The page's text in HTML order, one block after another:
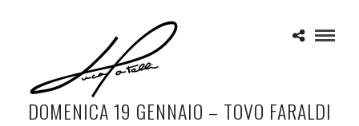
DOMENICA 19 GENNAIO – TOVO FARALDI